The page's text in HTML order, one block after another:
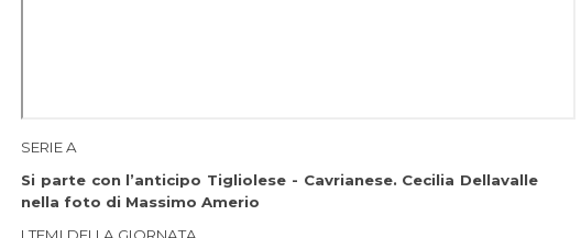
SERIE A
Si parte con l’anticipo Tigliolese - Cavrianese. Cecilia Dellavalle
nella foto di Massimo Amerio
I TEMI DELLA GIORNATA